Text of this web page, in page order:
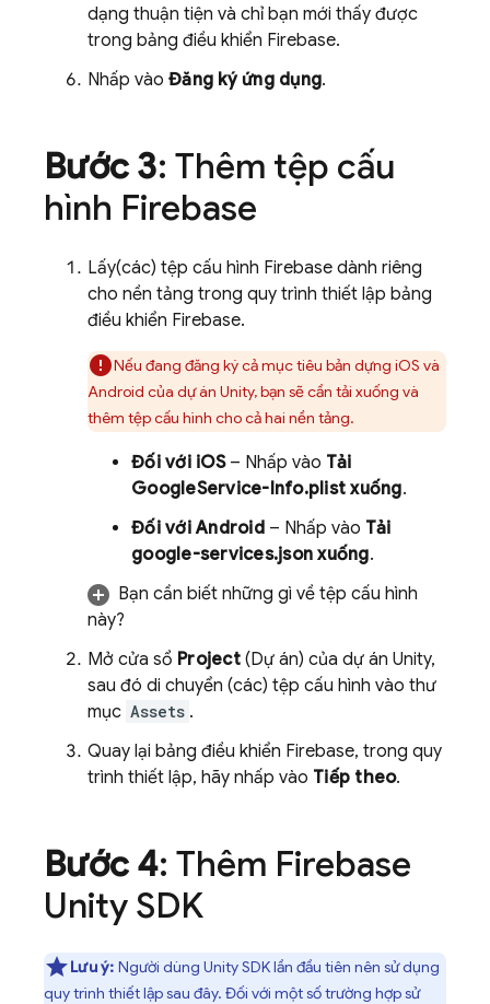
dạng thuận tiện và chỉ bạn mới thấy được
trong bảng điều khiển Firebase.
Nhấp vào Đăng ký ứng dụng.
Bước 3: Thêm tệp cấu
hình Firebase
Lấy(các) tệp cấu hình Firebase dành riêng
cho nền tảng trong quy trình thiết lập bảng
điều khiển Firebase.
Nếu đang đăng ký cả mục tiêu bản dựng iOS và
Android của dự án Unity, bạn sẽ cần tải xuống và
thêm tệp cấu hình cho cả hai nền tảng.
Đối với iOS– Nhấp vào Tải
GoogleService-Info.plist xuống.
Đối với Android– Nhấp vào Tải
google-services.json xuống.
Bạn cần biết những gì về tệp cấu hình
này?
Mở cửa sổ Project(Dự án) của dự án Unity,
sau đó di chuyển (các) tệp cấu hình vào thư
mục Assets .
Quay lại bảng điều khiển Firebase, trong quy
trình thiết lập, hãy nhấp vào Tiếp theo.
Bước 4: Thêm Firebase
Unity SDK
Lưu ý: Người dùng Unity SDK lần đầu tiên nên sử dụng
quy trình thiết lập sau đây. Đối với một số trường hợp sử